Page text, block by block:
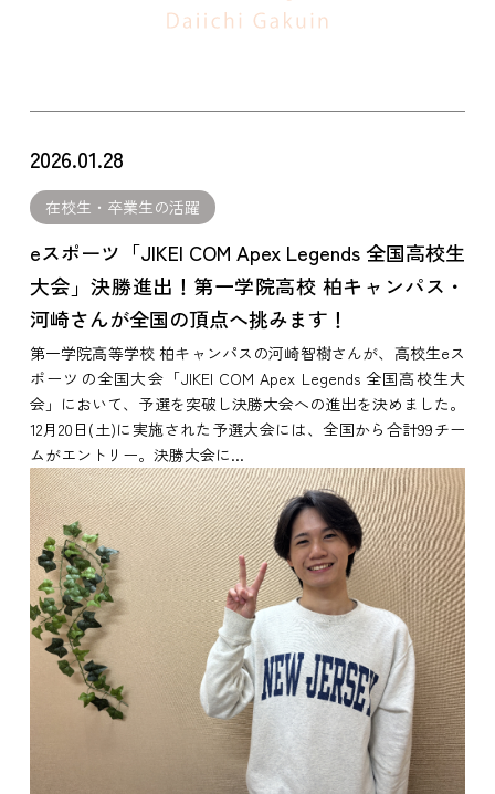
2026.01.28
在校生・卒業生の活躍
eスポーツ「JIKEI COM Apex Legends 全国高校生
大会」決勝進出！第一学院高校 柏キャンパス・
河崎さんが全国の頂点へ挑みます！
第一学院高等学校 柏キャンパスの河崎智樹さんが、高校生eス
ポーツの全国大会「JIKEI COM Apex Legends 全国高校生大
会」において、予選を突破し決勝大会への進出を決めました。
12月20日(土)に実施された予選大会には、全国から合計99チー
ムがエントリー。決勝大会に...